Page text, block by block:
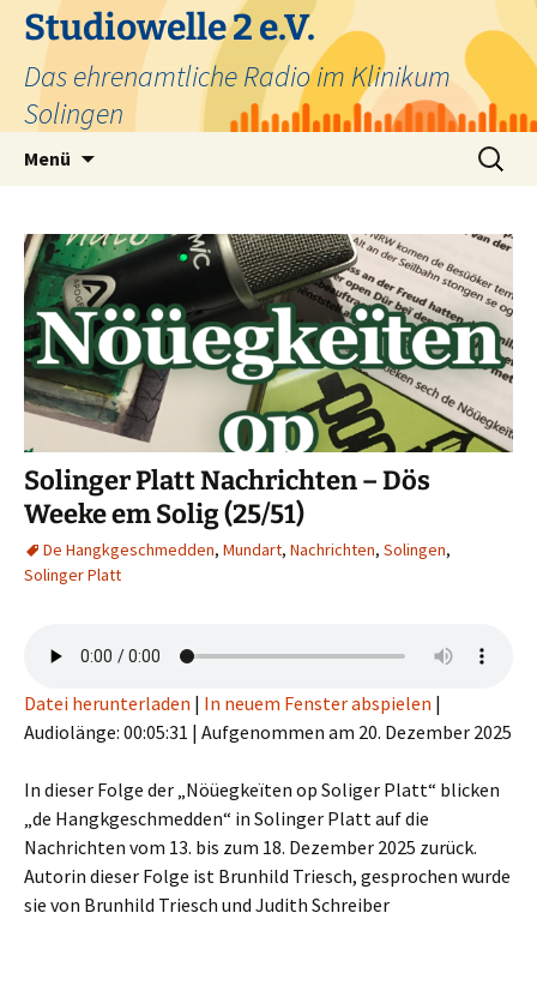
Zum
Inhalt
springen
Studiowelle 2 e.V.
Das ehrenamtliche Radio im Klinikum
Solingen
Menü
Suchen
nach:
Solinger Platt Nachrichten – Dös
Weeke em Solig (25/51)
De Hangkgeschmedden, Mundart, Nachrichten, Solingen,
Solinger Platt
Datei herunterladen | In neuem Fenster abspielen |
Audiolänge: 00:05:31 | Aufgenommen am 20. Dezember 2025
In dieser Folge der „Nöüegkeïten op Soliger Platt“ blicken
„de Hangkgeschmedden“ in Solinger Platt auf die
Nachrichten vom 13. bis zum 18. Dezember 2025 zurück.
Autorin dieser Folge ist Brunhild Triesch, gesprochen wurde
sie von Brunhild Triesch und Judith Schreiber